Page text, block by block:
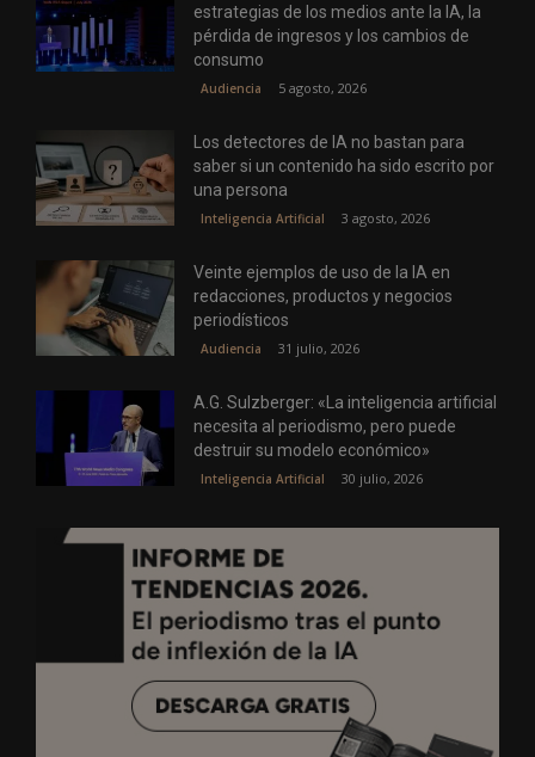
estrategias de los medios ante la IA, la
pérdida de ingresos y los cambios de
consumo
Audiencia 5 agosto, 2026
Los detectores de IA no bastan para
saber si un contenido ha sido escrito por
una persona
Inteligencia Artificial 3 agosto, 2026
Veinte ejemplos de uso de la IA en
redacciones, productos y negocios
periodísticos
Audiencia 31 julio, 2026
A.G. Sulzberger: «La inteligencia artificial
necesita al periodismo, pero puede
destruir su modelo económico»
Inteligencia Artificial 30 julio, 2026